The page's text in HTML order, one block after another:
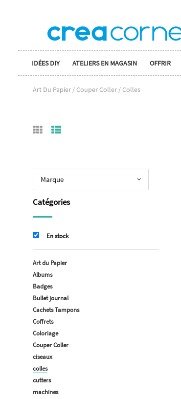
IDÉES DIY ATELIERS EN MAGASIN OFFRIR
Art Du Papier / Couper Coller / Colles
Marque
Catégories
En stock
Art du Papier
Albums
Badges
Bullet journal
Cachets Tampons
Coffrets
Coloriage
Couper Coller
ciseaux
colles
cutters
machines